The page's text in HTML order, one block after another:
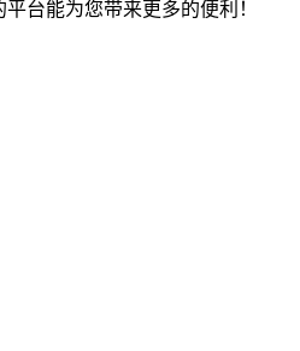
台能为您带来更多的便利！